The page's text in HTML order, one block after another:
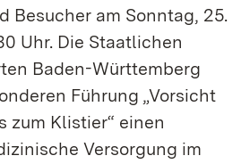
Besucher am Sonntag, 25.
Uhr. Die Staatlichen
Baden-Württemberg
Führung „Vorsicht
zum Klistier“ einen
Versorgung im